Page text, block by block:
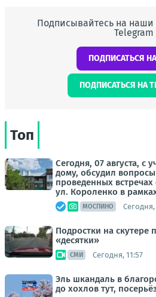
Подписывайтесь на
Telegram
ПОДПИСАТЬСЯ
ПОДПИСАТЬСЯ НА
Топ
Сегодня, 07 августа, с
дому, обсудил
проведенных
ул. Короленко в
МОСПИНО Сегодня,
Подростки на скутере
«десятки»
СМИ Сегодня, 11:57
Эль шкандаль в
до хохлов тут,